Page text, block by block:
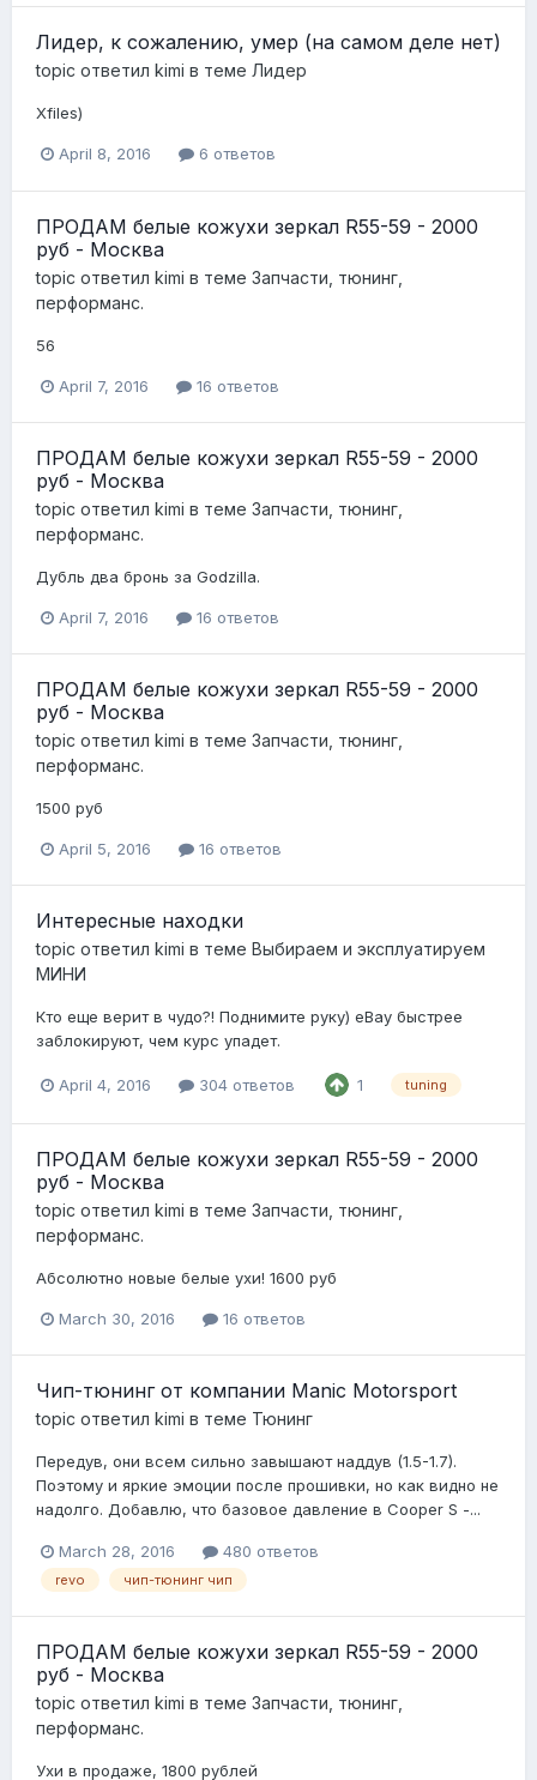
Лидер, к сожалению, умер (на самом деле нет)
topic ответил kimi в теме Лидер
Xfiles)
April 8, 2016 6 ответов
ПРОДАМ белые кожухи зеркал R55-59 - 2000
руб - Москва
topic ответил kimi в теме Запчасти, тюнинг,
перформанс.
56
April 7, 2016 16 ответов
ПРОДАМ белые кожухи зеркал R55-59 - 2000
руб - Москва
topic ответил kimi в теме Запчасти, тюнинг,
перформанс.
Дубль два бронь за Godzilla.
April 7, 2016 16 ответов
ПРОДАМ белые кожухи зеркал R55-59 - 2000
руб - Москва
topic ответил kimi в теме Запчасти, тюнинг,
перформанс.
1500 руб
April 5, 2016 16 ответов
Интересные находки
topic ответил kimi в теме Выбираем и эксплуатируем
МИНИ
Кто еще верит в чудо?! Поднимите руку) eBay быстрее
заблокируют, чем курс упадет.
April 4, 2016 304 ответов 1 tuning
ПРОДАМ белые кожухи зеркал R55-59 - 2000
руб - Москва
topic ответил kimi в теме Запчасти, тюнинг,
перформанс.
Абсолютно новые белые ухи! 1600 руб
March 30, 2016 16 ответов
Чип-тюнинг от компании Manic Motorsport
topic ответил kimi в теме Тюнинг
Передув, они всем сильно завышают наддув (1.5-1.7).
Поэтому и яркие эмоции после прошивки, но как видно не
надолго. Добавлю, что базовое давление в Cooper S -...
March 28, 2016 480 ответов
revo чип-тюнинг чип
ПРОДАМ белые кожухи зеркал R55-59 - 2000
руб - Москва
topic ответил kimi в теме Запчасти, тюнинг,
перформанс.
Ухи в продаже, 1800 рублей